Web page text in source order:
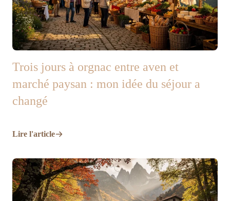
Trois jours à orgnac entre aven et
marché paysan : mon idée du séjour a
changé
Lire l'article